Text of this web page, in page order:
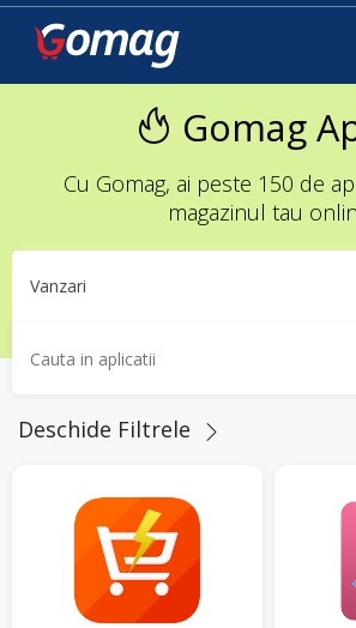
Gomag
Cu Gomag, ai peste 150 de
magazinul tau
Deschide Filtrele